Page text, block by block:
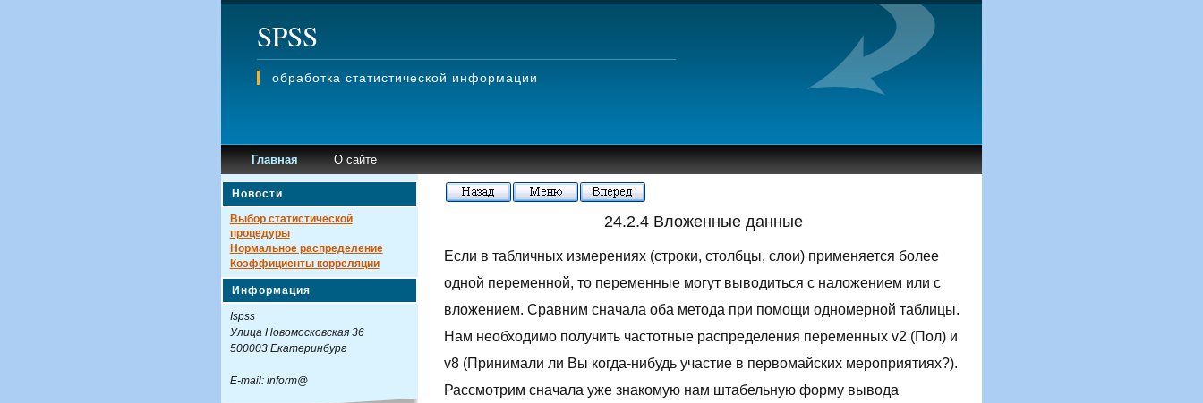
SPSS
обработка статистической информации
Главная О сайте
24.2.4 Вложенные данные
Если в табличных измерениях (строки, столбцы, слои) применяется более
одной переменной, то переменные могут выводиться с наложением или с
вложением. Сравним сначала оба метода при помощи одномерной таблицы.
Нам необходимо получить частотные распределения переменных v2 (Пол) и
v8 (Принимали ли Вы когда-нибудь участие в первомайских мероприятиях?).
Рассмотрим сначала уже знакомую нам штабельную форму вывода
Новости
Выбор статистической
процедуры
Нормальное распределение
Коэффициенты корреляции
Информация
Ispss
Улица Новомосковская 36
500003 Екатеринбург
E-mail: inform@